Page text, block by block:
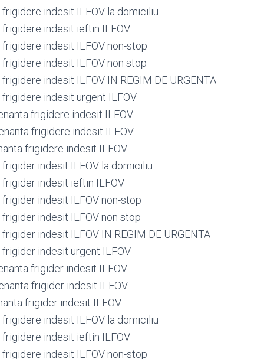
indesit ILFOV la domiciliu
indesit ieftin ILFOV
indesit ILFOV non-stop
indesit ILFOV non stop
indesit ILFOV IN REGIM DE URGENTA
indesit urgent ILFOV
frigidere indesit ILFOV
frigidere indesit ILFOV
frigidere indesit ILFOV
indesit ILFOV la domiciliu
indesit ieftin ILFOV
indesit ILFOV non-stop
indesit ILFOV non stop
indesit ILFOV IN REGIM DE URGENTA
indesit urgent ILFOV
frigider indesit ILFOV
frigider indesit ILFOV
frigider indesit ILFOV
indesit ILFOV la domiciliu
indesit ieftin ILFOV
indesit ILFOV non-stop